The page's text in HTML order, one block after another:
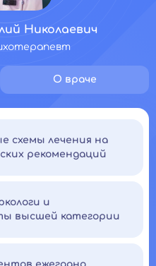
Николаевич
О враче
схемы лечения на
рекомендаций
и
высшей категории